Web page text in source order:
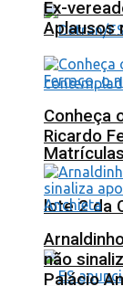
lote 2 da
Ex-
Aplausos
Conheça
Ricardo
não
Palácio